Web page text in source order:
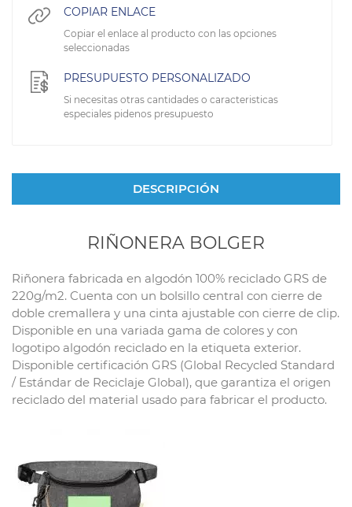
COPIAR ENLACE
Copiar el enlace al producto con las opciones
seleccionadas
PRESUPUESTO PERSONALIZADO
Si necesitas otras cantidades o caracteristicas
especiales pidenos presupuesto
DESCRIPCIÓN
RIÑONERA BOLGER
Riñonera fabricada en algodón 100% reciclado GRS de
220g/m2. Cuenta con un bolsillo central con cierre de
doble cremallera y una cinta ajustable con cierre de clip.
Disponible en una variada gama de colores y con
logotipo algodón reciclado en la etiqueta exterior.
Disponible certificación GRS (Global Recycled Standard
/ Estándar de Reciclaje Global), que garantiza el origen
reciclado del material usado para fabricar el producto.